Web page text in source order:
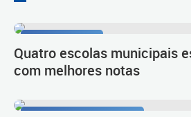
Quatro escolas municipais
com melhores notas